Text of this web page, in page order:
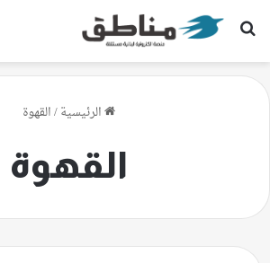
بحث عن
الرئيسية/القهوة
القهوة